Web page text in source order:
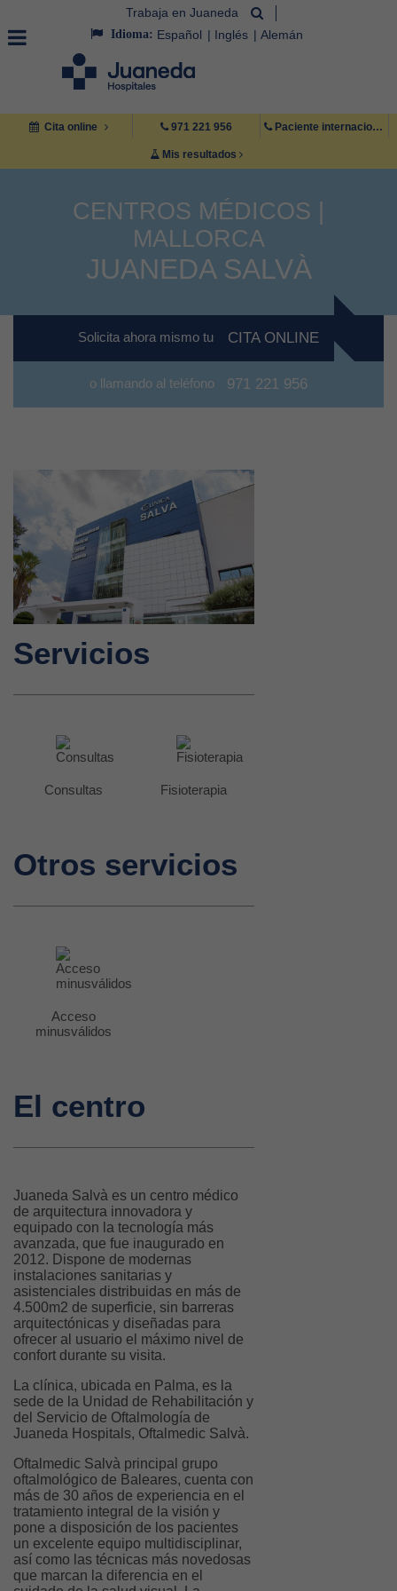
Trabaja en Juaneda
Idioma: Español Inglés Alemán
Cita online 971 221 956 Paciente internacional +34 971 222 222
Mis resultados
CENTROS MÉDICOS |
MALLORCA
JUANEDA SALVÀ
Solicita ahora mismo tu CITA ONLINE
o llamando al teléfono 971 221 956
Servicios
Consultas Fisioterapia
Otros servicios
Acceso
minusválidos
El centro
Juaneda Salvà es un centro médico
de arquitectura innovadora y
equipado con la tecnología más
avanzada, que fue inaugurado en
2012. Dispone de modernas
instalaciones sanitarias y
asistenciales distribuidas en más de
4.500m2 de superficie, sin barreras
arquitectónicas y diseñadas para
ofrecer al usuario el máximo nivel de
confort durante su visita.
La clínica, ubicada en Palma, es la
sede de la Unidad de Rehabilitación y
del Servicio de Oftalmología de
Juaneda Hospitals, Oftalmedic Salvà.
Oftalmedic Salvà principal grupo
oftalmológico de Baleares, cuenta con
más de 30 años de experiencia en el
tratamiento integral de la visión y
pone a disposición de los pacientes
un excelente equipo multidisciplinar,
así como las técnicas más novedosas
que marcan la diferencia en el